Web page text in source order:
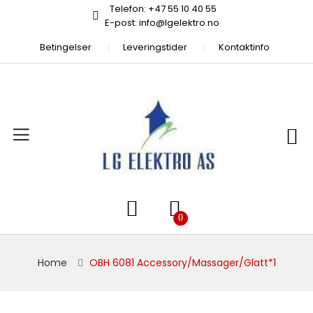
Telefon: +47 55 10 40 55
E-post: info@lgelektro.no
Betingelser
Leveringstider Kontaktinfo
Home OBH 6081 Accessory/Massager/Glatt*1